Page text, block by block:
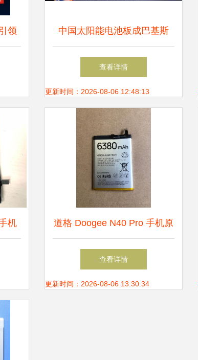
领
元
中国太阳能电池板成巴基斯
坦“国民爆款”，中国制造点亮
绿色婚姻新风潮
查看详情
更新时间：2026-08-06 12:48:13
机 道格 Doogee N40 Pro 手机原
装电池 BAt2119136380 续航
与质量的优质之选
查看详情
更新时间：2026-08-06 13:30:34